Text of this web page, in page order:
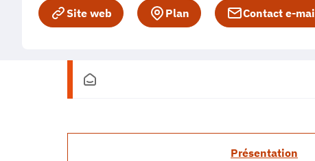
Site web Plan Contact e-
Présentation